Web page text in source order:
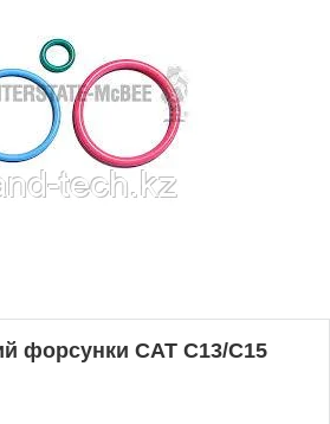
форсунки CAT C13/C15